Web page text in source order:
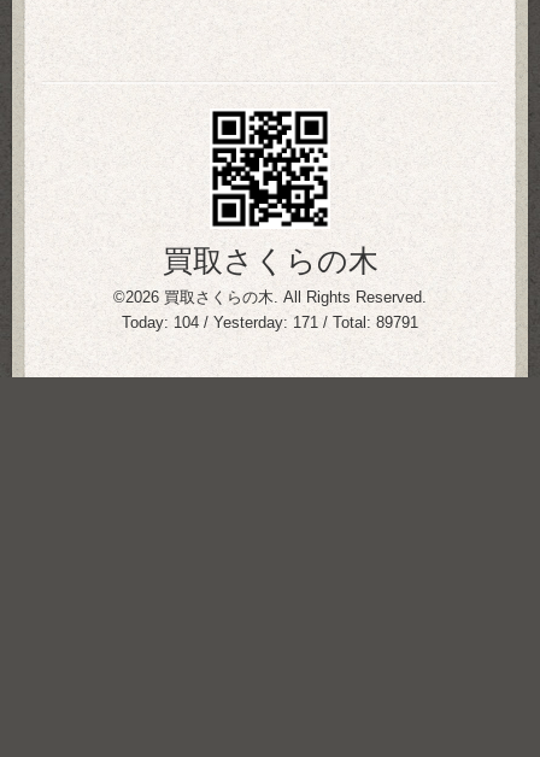
買取さくらの木
©2026買取さくらの木. All Rights Reserved.
Today: 104 / Yesterday: 171 / Total: 89791